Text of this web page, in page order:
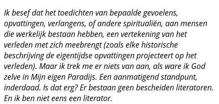
Ik besef dat het toedichten van bepaalde gevoelens,
opvattingen, verlangens, of andere spiritualiën, aan mensen
die werkelijk bestaan hebben, een vertekening van het
verleden met zich meebrengt (zoals elke historische
beschrijving de eigentijdse opvattingen projecteert op het
verleden). Maar ik trek me er niets van aan, als ware ik God
zelve in Mijn eigen Paradijs. Een aanmatigend standpunt,
inderdaad. Is dat erg? Er bestaan geen bescheiden literatoren.
En ik ben niet eens een literator.